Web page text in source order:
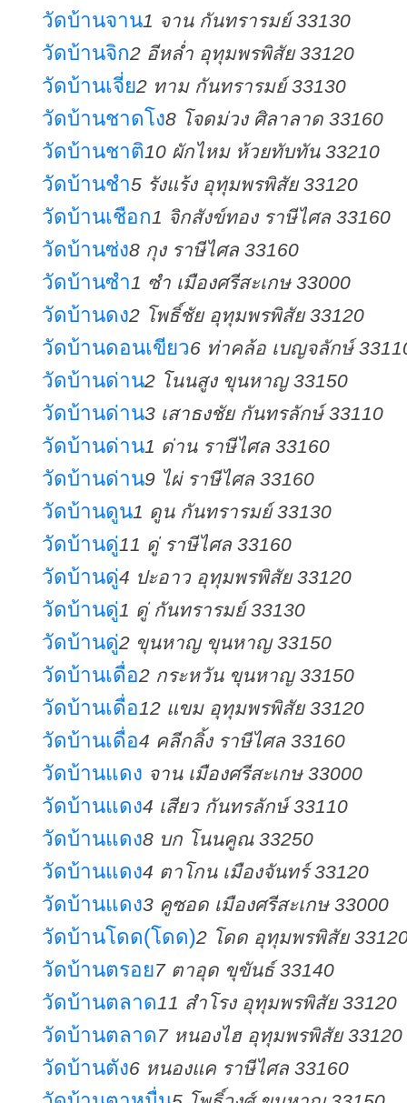
วัดบ้านจาน1 จาน กันทรารมย์ 33130
วัดบ้านจิก2 อีหล่ำ อุทุมพรพิสัย 33120
วัดบ้านเจี่ย2 ทาม กันทรารมย์ 33130
วัดบ้านชาดโง8 โจดม่วง ศิลาลาด 33160
วัดบ้านชาติ10 ผักไหม ห้วยทับทัน 33210
วัดบ้านชำ5 รังแร้ง อุทุมพรพิสัย 33120
วัดบ้านเชือก1 จิกสังข์ทอง ราษีไศล 33160
วัดบ้านซ่ง8 กุง ราษีไศล 33160
วัดบ้านซำ1 ซำ เมืองศรีสะเกษ 33000
วัดบ้านดง2 โพธิ์ชัย อุทุมพรพิสัย 33120
วัดบ้านดอนเขียว6 ท่าคล้อ เบญจลักษ์
วัดบ้านด่าน2 โนนสูง ขุนหาญ 33150
วัดบ้านด่าน3 เสาธงชัย กันทรลักษ์ 33110
วัดบ้านด่าน1 ด่าน ราษีไศล 33160
วัดบ้านด่าน9 ไผ่ ราษีไศล 33160
วัดบ้านดูน1 ดูน กันทรารมย์ 33130
วัดบ้านดู่11 ดู่ ราษีไศล 33160
วัดบ้านดู่4 ปะอาว อุทุมพรพิสัย 33120
วัดบ้านดู่1 ดู่ กันทรารมย์ 33130
วัดบ้านดู่2 ขุนหาญ ขุนหาญ 33150
วัดบ้านเดื่อ2 กระหวัน ขุนหาญ 33150
วัดบ้านเดื่อ12 แขม อุทุมพรพิสัย 33120
วัดบ้านเดื่อ4 คลีกลิ้ง ราษีไศล 33160
วัดบ้านแดง จาน เมืองศรีสะเกษ 33000
วัดบ้านแดง4 เสียว กันทรลักษ์ 33110
วัดบ้านแดง8 บก โนนคูณ 33250
วัดบ้านแดง4 ตาโกน เมืองจันทร์ 33120
วัดบ้านแดง3 คูซอด เมืองศรีสะเกษ 33000
วัดบ้านโดด(โดด)2 โดด อุทุมพรพิสัย
วัดบ้านตรอย7 ตาอุด ขุขันธ์ 33140
วัดบ้านตลาด11 สำโรง อุทุมพรพิสัย 33120
วัดบ้านตลาด7 หนองไฮ อุทุมพรพิสัย 33120
วัดบ้านตัง6 หนองแค ราษีไศล 33160